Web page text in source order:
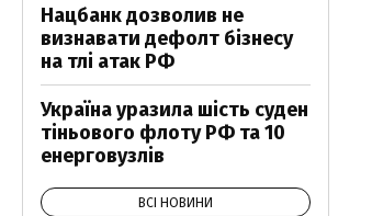
Нацбанк дозволив не
визнавати дефолт бізнесу
на тлі атак РФ
Україна уразила шість суден
тіньового флоту РФ та 10
енерговузлів
ВСІ НОВИНИ